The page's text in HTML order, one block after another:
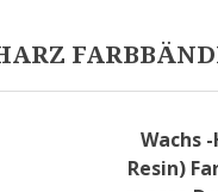
Wachs
Resin)